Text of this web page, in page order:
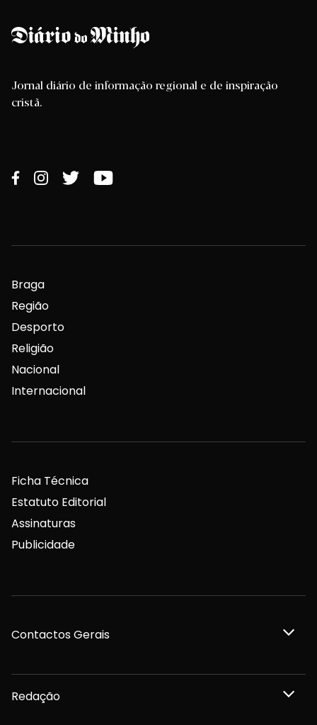
Jornal diário de informação regional e de inspiração
cristã.
Braga
Região
Desporto
Religião
Nacional
Internacional
Ficha Técnica
Estatuto Editorial
Assinaturas
Publicidade
Contactos Gerais
Redação